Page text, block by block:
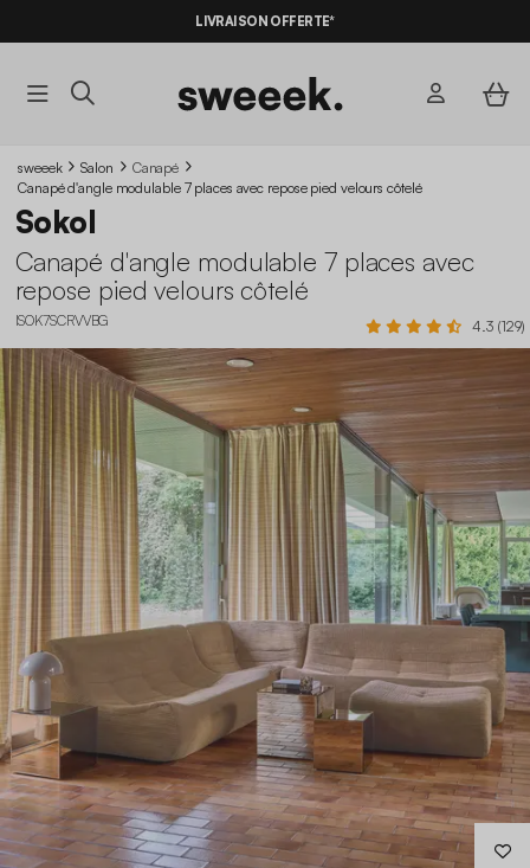
LIVRAISON OFFERTE*
sweeek Salon
Canapé
Canapé d'angle modulable 7 places avec repose pied velours côtelé
Sokol
Canapé d'angle modulable 7 places avec
repose pied velours côtelé
ISOK7SCRVVBG 4.3 (129)